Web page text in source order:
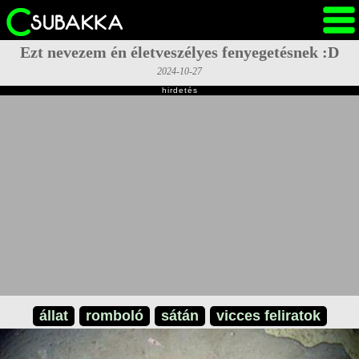
Ezt nevezem én életveszélyes fenyegetésnek :D
2024-10-27
hirdetés
állat romboló sátán vicces feliratok